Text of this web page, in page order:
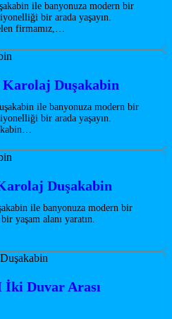
ile banyonuza modern bir
bir arada yaşayın.
firmamız,…
Duşakabin
ile banyonuza modern bir
bir arada yaşayın.
Duşakabin
ile banyonuza modern bir
yaşam alanı yaratın.
Duvar Arası